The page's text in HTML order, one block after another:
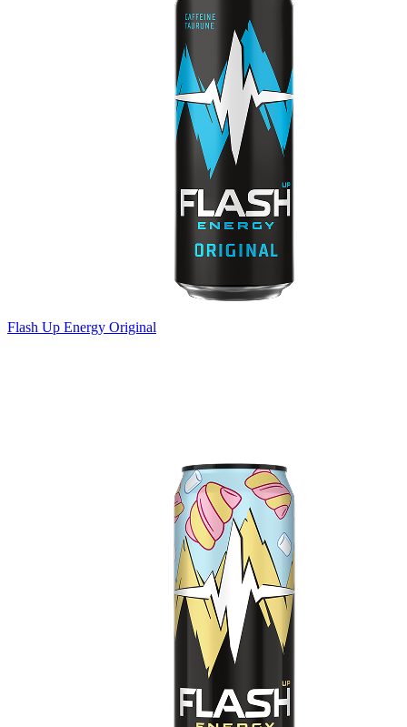
Flash Up Energy Original